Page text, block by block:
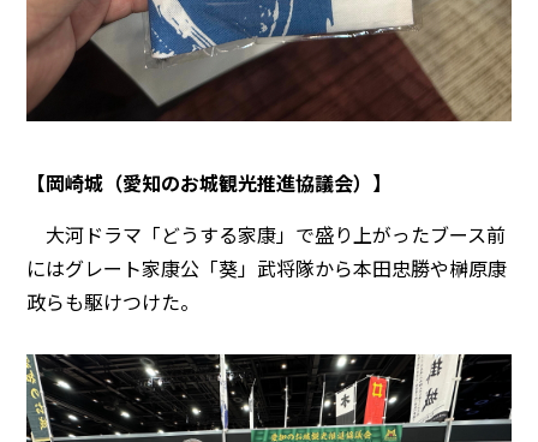
【岡崎城（愛知のお城観光推進協議会）】
大河ドラマ「どうする家康」で盛り上がったブース前
にはグレート家康公「葵」武将隊から本田忠勝や榊原康
政らも駆けつけた。